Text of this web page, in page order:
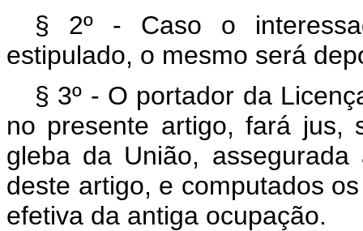
§ 2º - Caso o
estipulado, o mesmo será
§ 3º - O portador da
no presente artigo, fará jus,
gleba da União,
deste artigo, e computados
efetiva da antiga ocupação.